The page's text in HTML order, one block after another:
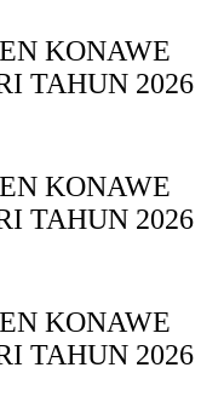
KONAWE
TAHUN 2026
KONAWE
TAHUN 2026
KONAWE
TAHUN 2026